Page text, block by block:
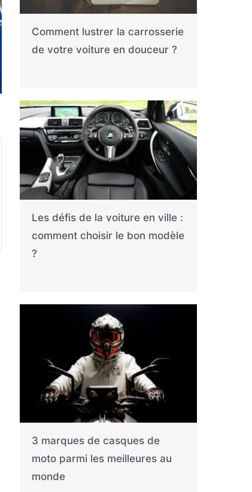
Comment lustrer la carrosserie
de votre voiture en douceur ?
Les défis de la voiture en ville :
comment choisir le bon modèle
?
3 marques de casques de
moto parmi les meilleures au
monde